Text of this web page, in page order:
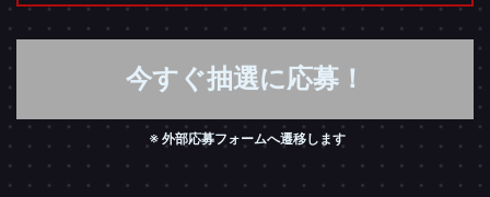
今すぐ抽選に応募！
外部応募フォームへ遷移します